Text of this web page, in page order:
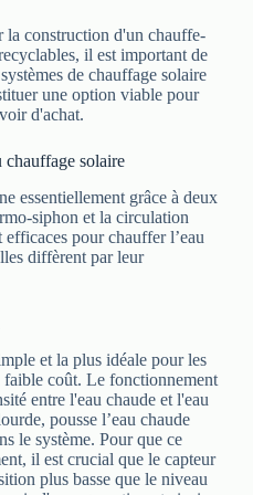
la construction d'un chauffe-
il est important de
de chauffage solaire
une option viable pour
d'achat.
chauffage solaire
essentiellement grâce à deux
siphon et la circulation
pour chauffer l’eau
diffèrent par leur
et la plus idéale pour les
faible coût. Le fonctionnement
entre l'eau chaude et l'eau
pousse l’eau chaude
le système. Pour que ce
il est crucial que le capteur
plus basse que le niveau